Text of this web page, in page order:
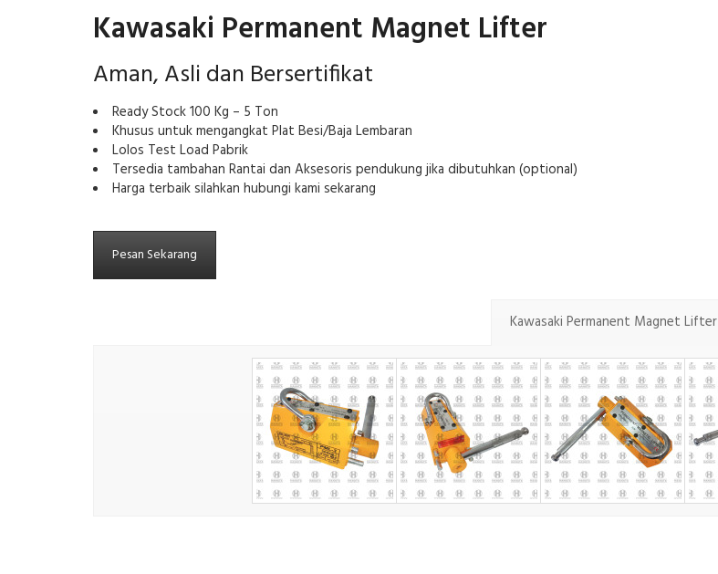
Kawasaki Permanent Magnet Lifter
Aman, Asli dan Bersertifikat
Ready Stock 100 Kg – 5 Ton
Khusus untuk mengangkat Plat Besi/Baja Lembaran
Lolos Test Load Pabrik
Tersedia tambahan Rantai dan Aksesoris pendukung jika dibutuhkan (optional)
Harga terbaik silahkan hubungi kami sekarang
Pesan Sekarang
Kawasaki Permanent Magnet Lifter